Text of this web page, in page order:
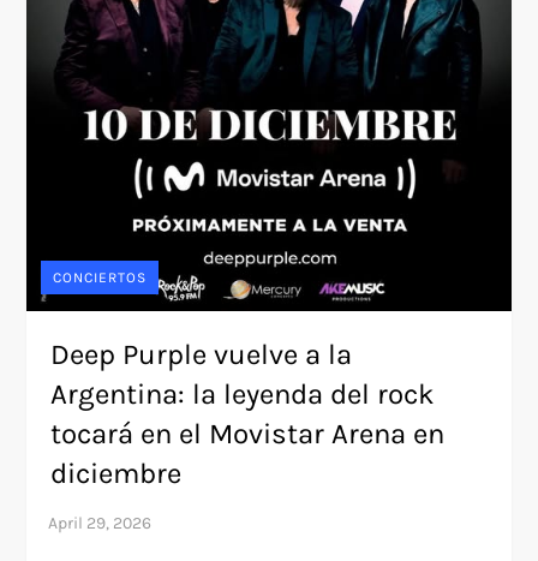
CONCIERTOS
Deep Purple vuelve a la
Argentina: la leyenda del rock
tocará en el Movistar Arena en
diciembre